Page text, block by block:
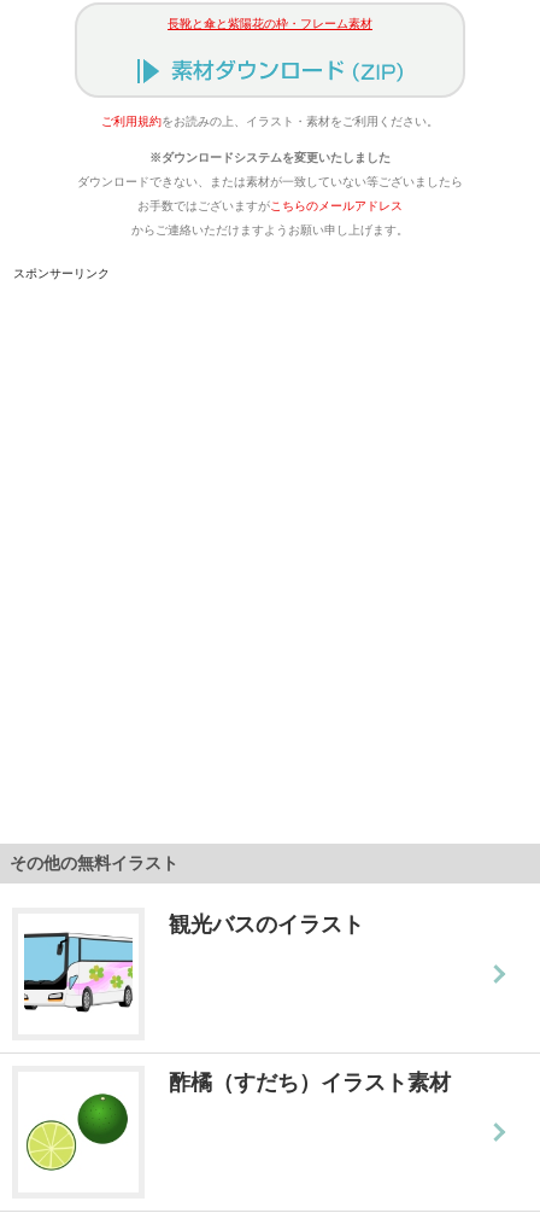
長靴と傘と紫陽花の枠・フレーム素材
ご利用規約をお読みの上、イラスト・素材をご利用ください。
※ダウンロードシステムを変更いたしました
ダウンロードできない、または素材が一致していない等ございましたら
お手数ではございますがこちらのメールアドレス
からご連絡いただけますようお願い申し上げます。
スポンサーリンク
その他の無料イラスト
観光バスのイラスト
酢橘（すだち）イラスト素材